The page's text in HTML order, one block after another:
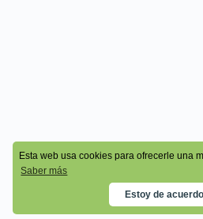
Esta web usa cookies para ofrecerle una
Saber más
Estoy de acuerdo
© 2026 - Cala